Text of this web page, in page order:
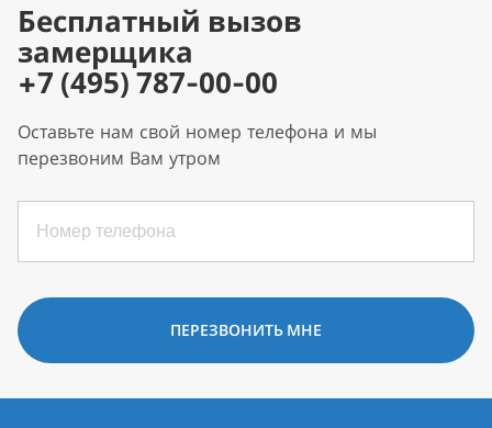
Бесплатный вызов
замерщика
+7 (495) 787-00-00
Оставьте нам свой номер телефона и мы
перезвоним Вам утром
ПЕРЕЗВОНИТЬ МНЕ